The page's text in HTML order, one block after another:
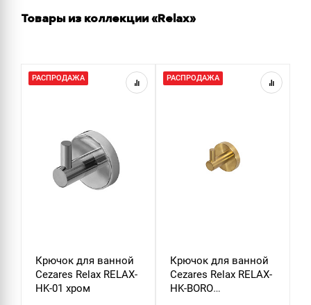
Товары из коллекции «Relax»
РАСПРОДАЖА
Крючок для ванной
Cezares Relax RELAX-
HK-01 хром
РАСПРОДАЖА
Крючок для ванной
Cezares Relax RELAX-
HK-BORO